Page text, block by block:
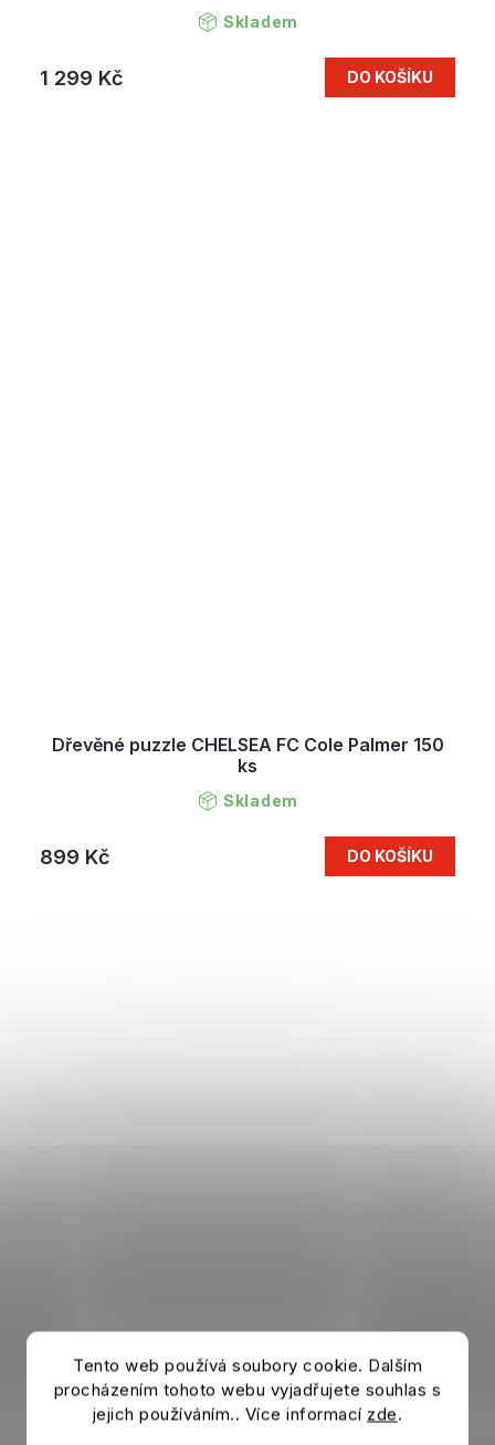
Tento web používá soubory cookie. Dalším
procházením tohoto webu vyjadřujete souhlas s
jejich používáním.. Více informací zde.
Skladem
1 299 Kč DO KOŠÍKU
Dřevěné puzzle CHELSEA FC Cole Palmer 150
ks
Skladem
899 Kč DO KOŠÍKU